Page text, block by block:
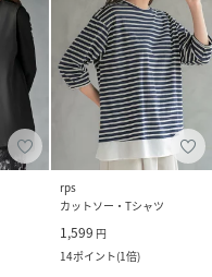
rps
カットソー・Tシャツ
1,599 円
14ポイント(1倍)